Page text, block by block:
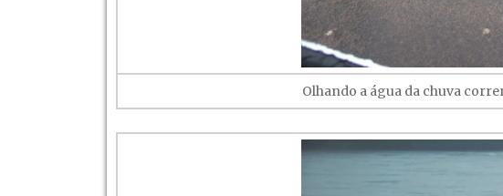
Olhando a água da chuva